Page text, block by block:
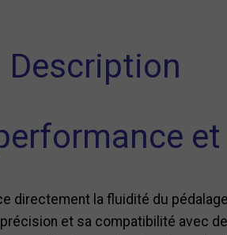
Description
directement la fluidité du
et sa compatibilité avec